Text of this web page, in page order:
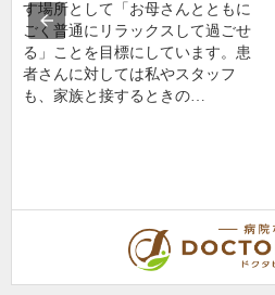
す場所として「お母さんとともに
ごく普通にリラックスして過ごせ
る」ことを目標にしています。患
者さんに対しては私やスタッフ
も、家族と接するときの…